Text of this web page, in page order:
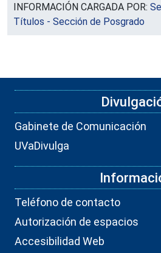
INFORMACIÓN CARGADA POR:
Títulos - Sección de Posgrado
Gabinete de Comunicación
UVaDivulga
Teléfono de contacto
Autorización de espacios
Accesibilidad Web